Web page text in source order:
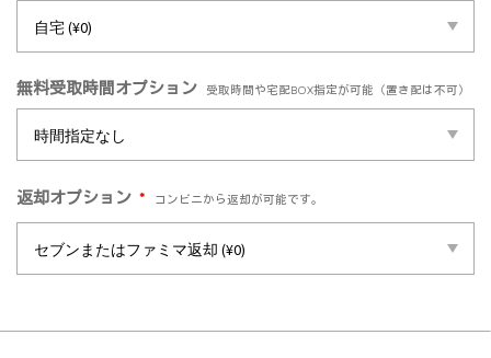
無料受取時間オプション 受取時間や宅配BOX指定が可能（置き配は不可）
返却オプション * コンビニから返却が可能です。